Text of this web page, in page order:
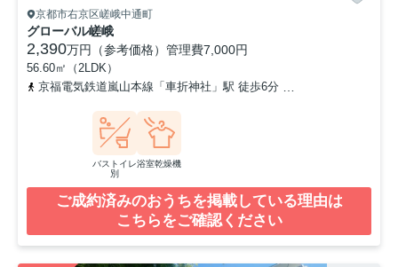
京都市右京区嵯峨中通町
グローバル嵯峨
2,390万円（参考価格） 管理費7,000円
56.60㎡（2LDK）
京福電気鉄道嵐山本線「車折神社」駅 徒歩6分
バストイレ
別
浴室乾燥機
ご成約済みのおうちを掲載している理由は
こちらをご確認ください